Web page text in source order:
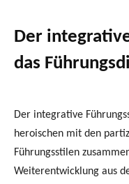
Der
das
Der integrative
heroischen mit den
Führungsstilen
Weiterentwicklung aus